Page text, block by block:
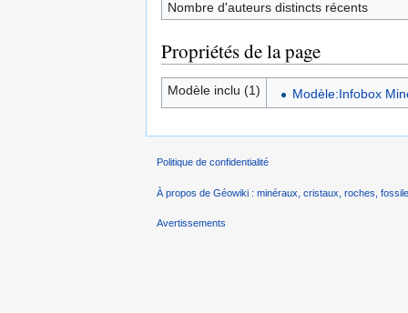
Nombre d'auteurs distincts récents
Propriétés de la page
Modèle inclu (1) Modèle:Infobox
Politique de confidentialité
À propos de Géowiki : minéraux, cristaux, roches,
Avertissements